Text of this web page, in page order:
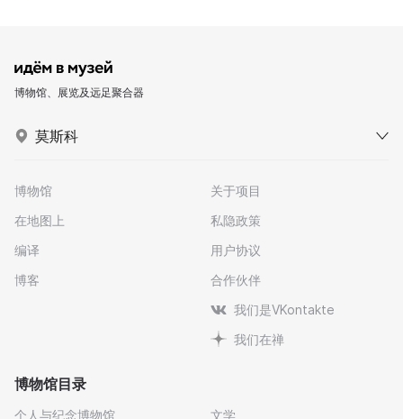
博物馆、展览及远足聚合器
莫斯科
博物馆
在地图上
编译
博客
关于项目
私隐政策
用户协议
合作伙伴
我们是VKontakte
我们在禅
博物馆目录
个人与纪念博物馆 文学